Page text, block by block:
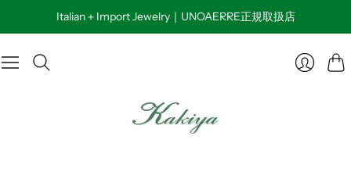
Italian＋Import Jewelry｜UNOAERRE正規取扱店